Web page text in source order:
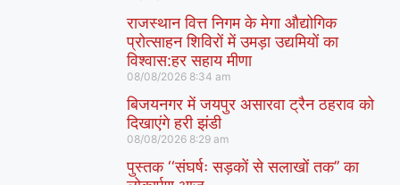
राजस्थान वित्त निगम के मेगा औद्योगिक
प्रोत्साहन शिविरों में उमड़ा उद्यमियों का
विश्वास:हर सहाय मीणा
08/08/2026 8:34 am
बिजयनगर में जयपुर असारवा ट्रैन ठहराव को
दिखाएंगे हरी झंडी
08/08/2026 8:29 am
पुस्तक ‘‘संघर्षः सड़कों से सलाखों तक’’ का